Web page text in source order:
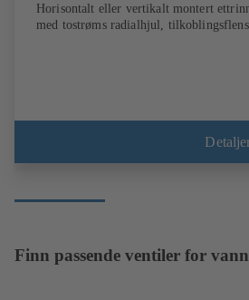
Horisontalt eller vertikalt montert
med tostrøms radialhjul,
Finn passende ventiler for